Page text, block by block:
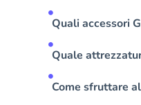
Quali accessori
Quale
Come sfruttare